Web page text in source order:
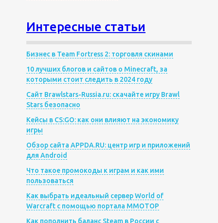
Интересные статьи
Бизнес в Team Fortress 2: торговля скинами
10 лучших блогов и сайтов о Minecraft, за
которыми стоит следить в 2024 году
Сайт Brawlstars-Russia.ru: скачайте игру Brawl
Stars безопасно
Кейсы в CS:GO: как они влияют на экономику
игры
Обзор сайта APPDA.RU: центр игр и приложений
для Android
Что такое промокоды к играм и как ими
пользоваться
Как выбрать идеальный сервер World of
Warcraft с помощью портала MMOTOP
Как пополнить баланс Steam в России с